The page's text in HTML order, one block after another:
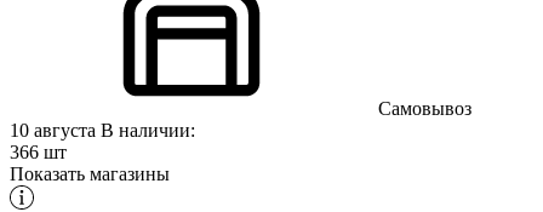
Самовывоз
10 августа В наличии:
366 шт
Показать магазины